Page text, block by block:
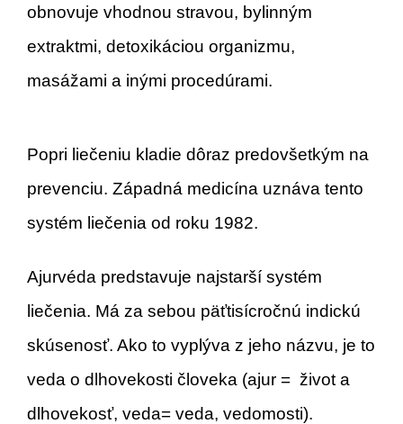
obnovuje vhodnou stravou, bylinným
extraktmi, detoxikáciou organizmu,
masážami a inými procedúrami.
Popri liečeniu kladie dôraz predovšetkým na
prevenciu. Západná medicína uznáva tento
systém liečenia od roku 1982.
Ajurvéda predstavuje najstarší systém
liečenia. Má za sebou päťtisícročnú indickú
skúsenosť. Ako to vyplýva z jeho názvu, je to
veda o dlhovekosti človeka (ajur = život a
dlhovekosť, veda= veda, vedomosti).